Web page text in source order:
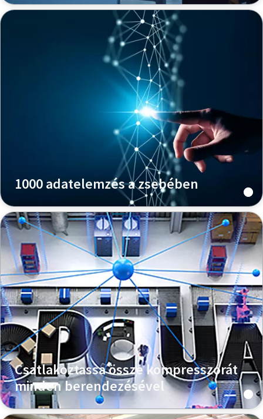
1000 adatelemzés a zsebében
Csatlakoztassa össze kompresszorát
minden berendezésével